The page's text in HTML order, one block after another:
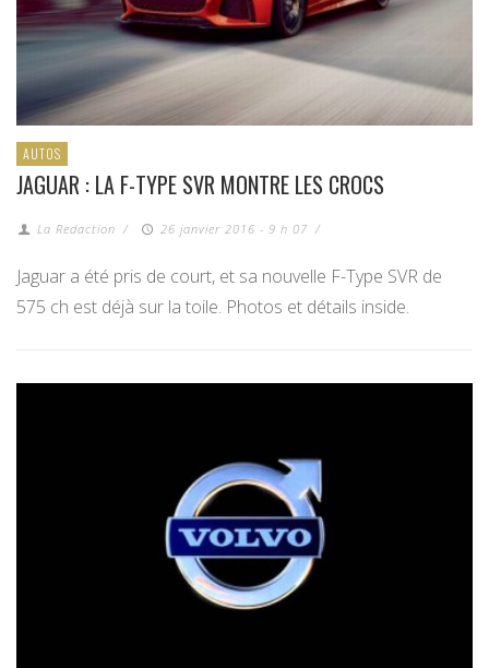
AUTOS
JAGUAR : LA F-TYPE SVR MONTRE LES CROCS
La Redaction / 26 janvier 2016 - 9 h 07 /
Jaguar a été pris de court, et sa nouvelle F-Type SVR de
575 ch est déjà sur la toile. Photos et détails inside.